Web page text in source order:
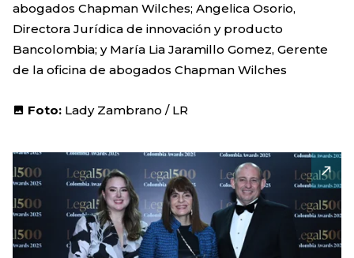
abogados Chapman Wilches; Angelica Osorio,
Directora Jurídica de innovación y producto
Bancolombia; y María Lia Jaramillo Gomez, Gerente
de la oficina de abogados Chapman Wilches
Foto: Lady Zambrano / LR